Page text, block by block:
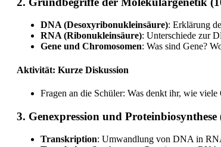
DNA (Desoxyribonukleinsäure): Erklärung
RNA (Ribonukleinsäure): Unterschiede zur
Gene und Chromosomen: Was sind Gene?
Aktivität: Kurze Diskussion
Fragen an die Schüler: Was denkt ihr, wie viele
3. Genexpression und
Transkription: Umwandlung von DNA in